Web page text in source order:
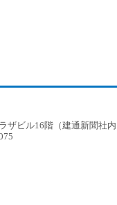
ザビル16階（建通新聞社